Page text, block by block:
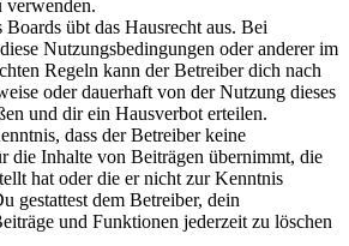
verwenden.
übt das Hausrecht aus. Bei
Nutzungsbedingungen oder anderer im
Regeln kann der Betreiber dich nach
oder dauerhaft von der Nutzung dieses
und dir ein Hausverbot erteilen.
dass der Betreiber keine
die Inhalte von Beiträgen übernimmt, die
hat oder die er nicht zur Kenntnis
gestattest dem Betreiber, dein
und Funktionen jederzeit zu löschen